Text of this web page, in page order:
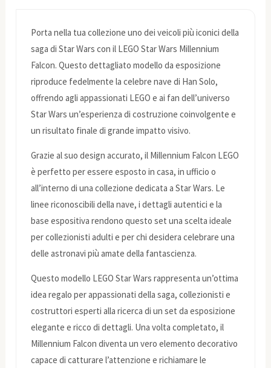
Porta nella tua collezione uno dei veicoli più iconici della
saga di Star Wars con il LEGO Star Wars Millennium
Falcon. Questo dettagliato modello da esposizione
riproduce fedelmente la celebre nave di Han Solo,
offrendo agli appassionati LEGO e ai fan dell’universo
Star Wars un’esperienza di costruzione coinvolgente e
un risultato finale di grande impatto visivo.
Grazie al suo design accurato, il Millennium Falcon LEGO
è perfetto per essere esposto in casa, in ufficio o
all’interno di una collezione dedicata a Star Wars. Le
linee riconoscibili della nave, i dettagli autentici e la
base espositiva rendono questo set una scelta ideale
per collezionisti adulti e per chi desidera celebrare una
delle astronavi più amate della fantascienza.
Questo modello LEGO Star Wars rappresenta un’ottima
idea regalo per appassionati della saga, collezionisti e
costruttori esperti alla ricerca di un set da esposizione
elegante e ricco di dettagli. Una volta completato, il
Millennium Falcon diventa un vero elemento decorativo
capace di catturare l’attenzione e richiamare le